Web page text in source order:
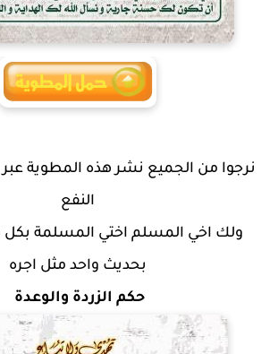
نرجوا من الجميع نشر هذه المطوية عبر
النفع
ولك اخي المسلم اختي المسلمة
بحديث واحد مثل اجره
حكم الزردة والوعدة